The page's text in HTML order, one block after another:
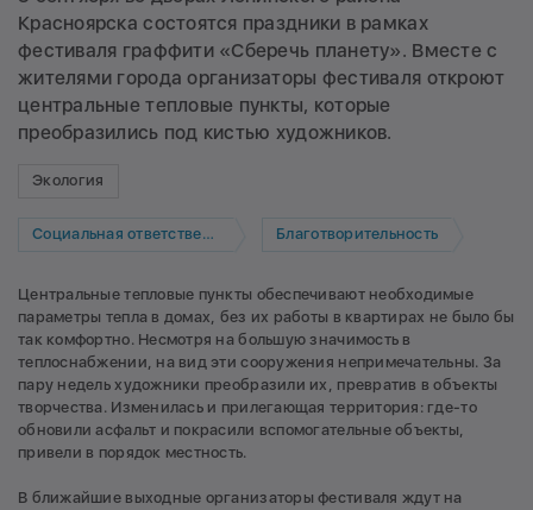
Красноярска состоятся праздники в рамках
фестиваля граффити «Сберечь планету». Вместе с
жителями города организаторы фестиваля откроют
центральные тепловые пункты, которые
преобразились под кистью художников.
Экология
Социальная ответственность Благотворительность
Центральные тепловые пункты обеспечивают необходимые
параметры тепла в домах, без их работы в квартирах не было бы
так комфортно. Несмотря на большую значимость в
теплоснабжении, на вид эти сооружения непримечательны. За
пару недель художники преобразили их, превратив в объекты
творчества. Изменилась и прилегающая территория: где-то
обновили асфальт и покрасили вспомогательные объекты,
привели в порядок местность.
В ближайшие выходные организаторы фестиваля ждут на